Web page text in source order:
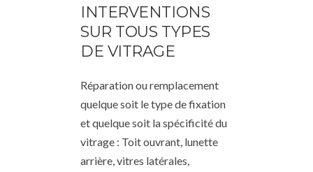
INTERVENTIONS
SUR TOUS TYPES
DE VITRAGE
Réparation ou remplacement
quelque soit le type de fixation
et quelque soit la spécificité du
vitrage : Toit ouvrant, lunette
arrière, vitres latérales,